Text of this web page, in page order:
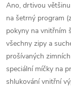
Ano, drtivou
na šetrný program
pokyny na vnitřním
všechny zipy a
prošívaných
speciální míčky na
shlukování vnitřní